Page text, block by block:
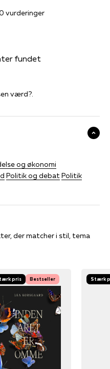
vurderinger
fundet
værd?.
og økonomi
Politik og debatPolitik
der matcher i stil, tema
pris Bestseller Stærk